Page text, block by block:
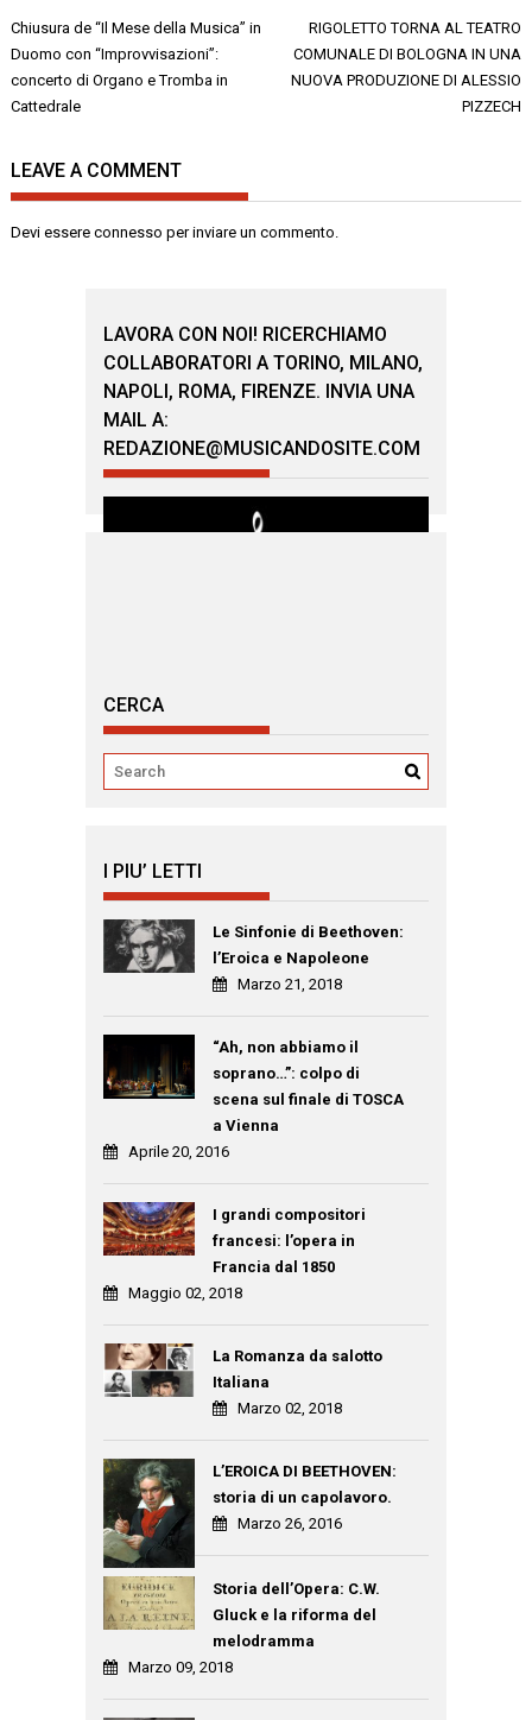
Navigazione
articoli
Chiusura de “Il Mese della Musica” in
Duomo con “Improvvisazioni”:
concerto di Organo e Tromba in
Cattedrale
RIGOLETTO TORNA AL TEATRO
COMUNALE DI BOLOGNA IN UNA
NUOVA PRODUZIONE DI ALESSIO
PIZZECH
LEAVE A COMMENT
Devi essereconnesso per inviare un commento.
LAVORA CON NOI! RICERCHIAMO
COLLABORATORI A TORINO, MILANO,
NAPOLI, ROMA, FIRENZE. INVIA UNA
MAIL A:
REDAZIONE@MUSICANDOSITE.COM
CERCA
I PIU’ LETTI
Le Sinfonie di Beethoven:
l’Eroica e Napoleone
Marzo 21, 2018
“Ah, non abbiamo il
soprano…”: colpo di
scena sul finale di TOSCA
a Vienna
Aprile 20, 2016
I grandi compositori
francesi: l’opera in
Francia dal 1850
Maggio 02, 2018
La Romanza da salotto
Italiana
Marzo 02, 2018
L’EROICA DI BEETHOVEN:
storia di un capolavoro.
Marzo 26, 2016
Storia dell’Opera: C.W.
Gluck e la riforma del
melodramma
Marzo 09, 2018